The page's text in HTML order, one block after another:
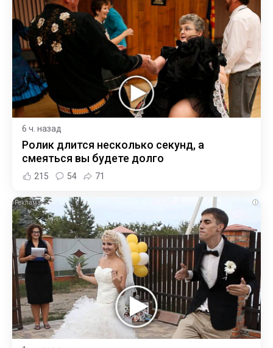
6 ч. назад
Ролик длится несколько секунд, а
смеяться вы будете долго
215 54 71
i